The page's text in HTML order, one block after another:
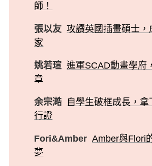
師！
張以友 攻讀英國插畫碩士，
家
姚若瑄 進軍SCAD動畫學府
章
余宗澔
自學生破框成長，
行證
Fori&Amber Amber與Flori
夢